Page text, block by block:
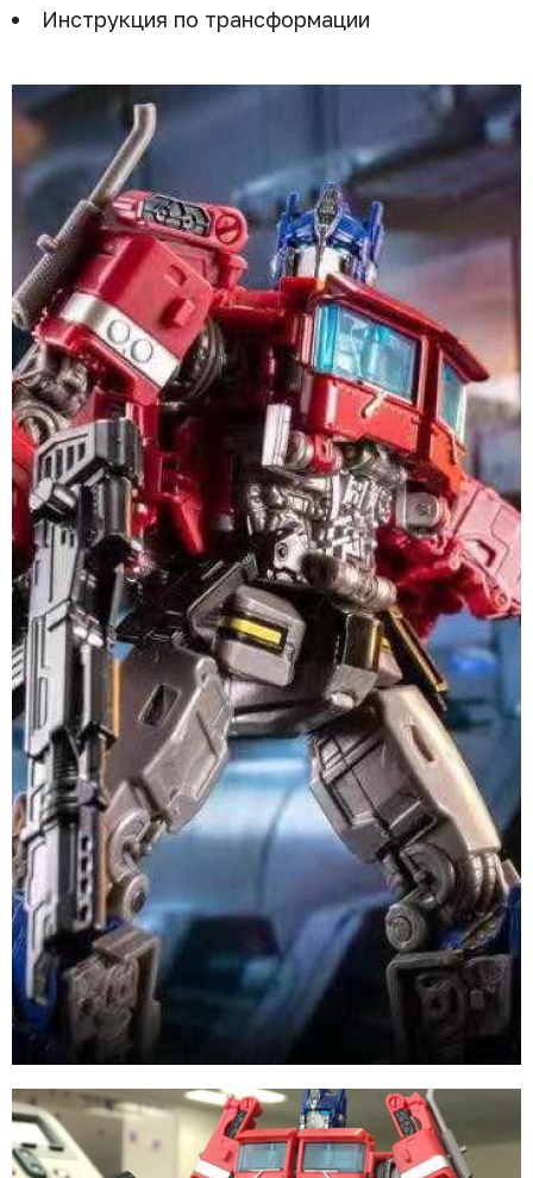
Инструкция по трансформации